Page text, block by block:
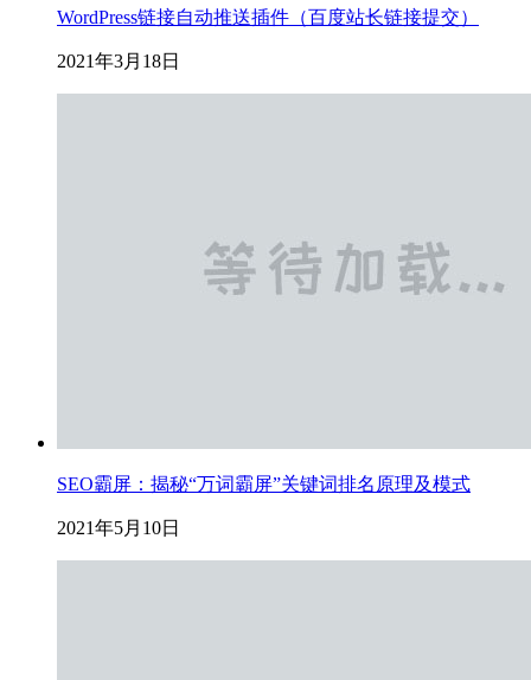
WordPress链接自动推送插件（百度站长链接提交）
2021年3月18日
SEO霸屏：揭秘“万词霸屏”关键词排名原理及模式
2021年5月10日